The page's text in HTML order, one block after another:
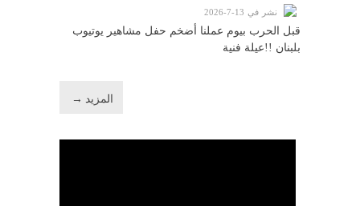
نشر في 13-7-2026
قبل الحرب بيوم عملنا أضخم حفل مشاهير يوتيوب
بلبنان !!عيلة فنية
المزيد →